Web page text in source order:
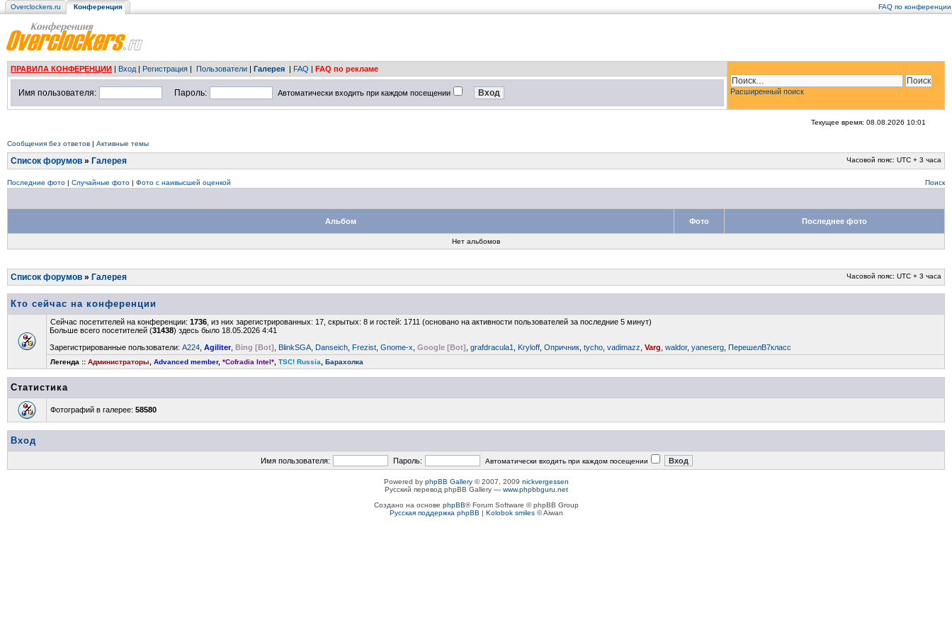
Overclockers.ru Конференция FAQ по конференции
ПРАВИЛА КОНФЕРЕНЦИИ | Вход | Регистрация | Пользователи | Галерея | FAQ | FAQ по рекламе
Расширенный поиск
Имя пользователя: Пароль: Автоматически входить при каждом посещении
Текущее время: 08.08.2026 10:01
Сообщения без ответов | Активные темы
Список форумов » Галерея Часовой пояс: UTC + 3 часа
Последние фото | Случайные фото | Фото с наивысшей оценкой Поиск
Альбом Фото Последнее фото
Нет альбомов
Список форумов » Галерея Часовой пояс: UTC + 3 часа
Кто сейчас на конференции
Сейчас посетителей на конференции: 1736 , из них зарегистрированных: 17, скрытых: 8 и гостей: 1711 (основано на активности пользователей за последние 5 минут)
Больше всего посетителей (31438) здесь было 18.05.2026 4:41
Зарегистрированные пользователи: A224 Agiliter, Bing [Bot] BlinkSGA Danseich Frezist Gnome-x Google [Bot] grafdracula1 Kryloff Опричник tycho vadimazz Varg waldor, yaneserg ПерешелВ7класс
Легенда :: Администраторы Advanced member, *Cofradia Intel* TSC! Russia Барахолка
Статистика
Фотографий в галерее: 58580
Вход
Имя пользователя: Пароль: Автоматически входить при каждом посещении
Powered by phpBB Gallery© 2007, 2009 nickvergessen
Русский перевод phpBB Gallery — www.phpbbguru.net
Создано на основе phpBB® Forum Software © phpBB Group
Русская поддержка phpBB | Kolobok smiles© Aiwan